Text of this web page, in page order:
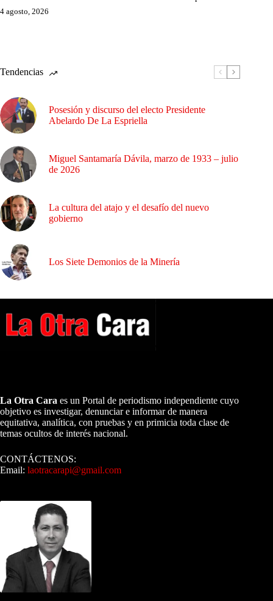
4 agosto, 2026
Tendencias
Posesión y discurso del electo Presidente
Abelardo De La Espriella
Miguel Santamaría Dávila, marzo de 1933 – julio
de 2026
La cultura del atajo y el desafío del nuevo
gobierno
Los Siete Demonios de la Minería
La Otra Cara es un Portal de periodismo independiente cuyo
objetivo es investigar, denunciar e informar de manera
equitativa, analítica, con pruebas y en primicia toda clase de
temas ocultos de interés nacional.
CONTÁCTENOS:
Email: laotracarapi@gmail.com